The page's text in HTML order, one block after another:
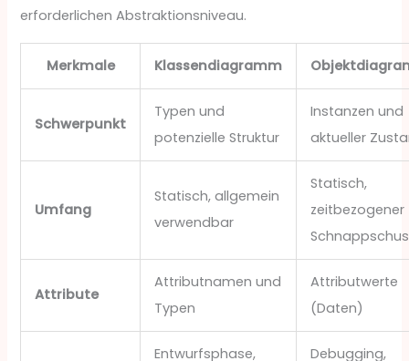
erforderlichen Abstraktionsniveau.
Merkmale Klassendiagramm
Schwerpunkt
Typen und
potenzielle Struktur
Instanzen und
aktueller
Umfang
Statisch, allgemein
verwendbar
Statisch,
zeitbezogener
Attribute
Attributnamen und
Typen
Attributwerte
(Daten)
Entwurfsphase,
Debugging,